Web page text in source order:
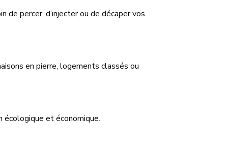
de percer, d’injecter ou de décaper vos
en pierre, logements classés ou
écologique et économique.